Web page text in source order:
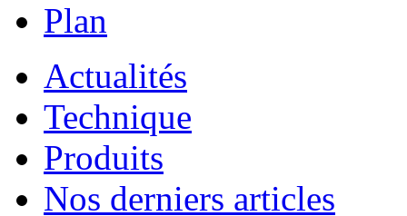
Plan
Actualités
Technique
Produits
Nos derniers articles